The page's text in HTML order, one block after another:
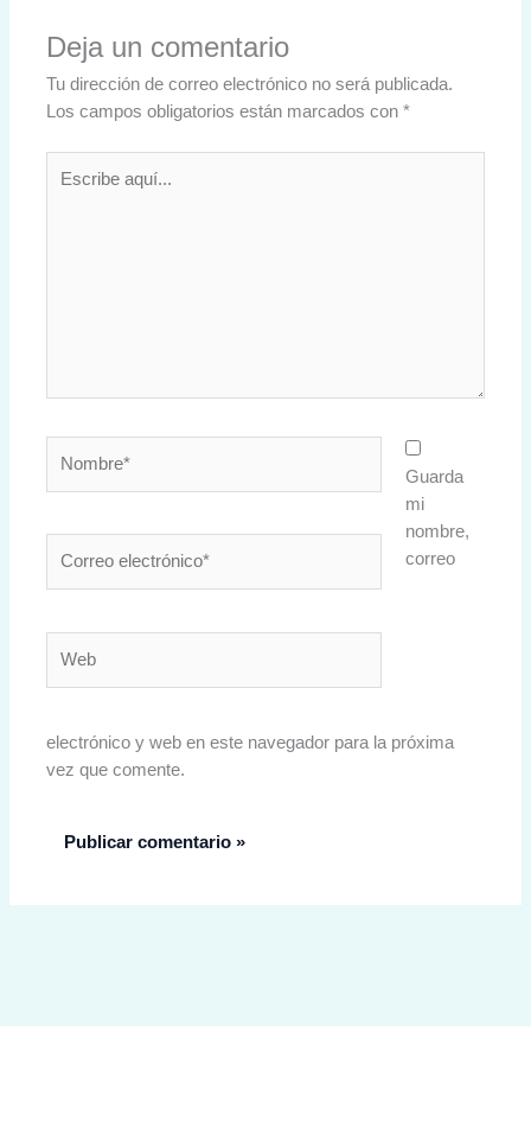
Deja un comentario
Tu dirección de correo electrónico no será publicada.
Los campos obligatorios están marcados con*
aquí...
electrónico*
Guarda
mi
nombre,
correo
electrónico y web en este navegador para la próxima
vez que comente.